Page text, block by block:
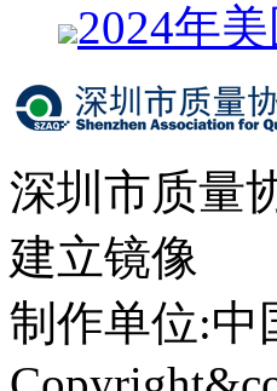
2024年
深圳市质量
建立镜像
制作单位:中